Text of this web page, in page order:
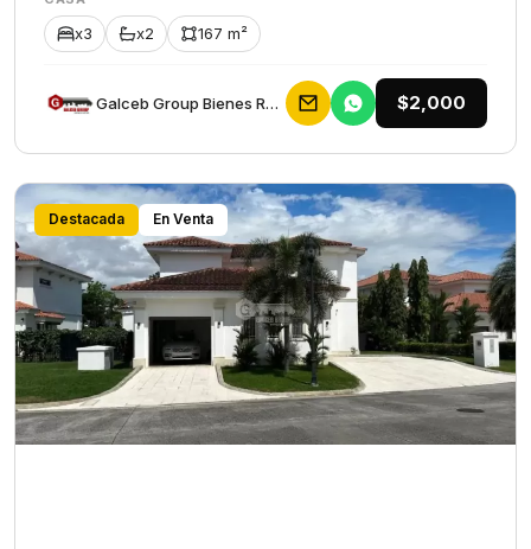
x3 x2 167 m²
Galceb Group Bienes Raices $2,000
Destacada En Venta